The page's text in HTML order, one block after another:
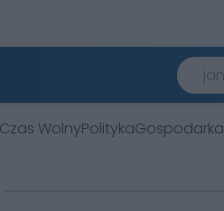
Czas WolnyPolitykaGospodarka